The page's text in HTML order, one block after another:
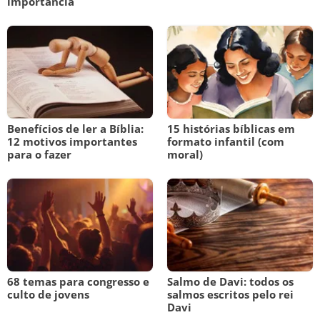
Benefícios de ler a Bíblia:
12 motivos importantes
para o fazer
15 histórias bíblicas em
formato infantil (com
moral)
68 temas para congresso e
culto de jovens
Salmo de Davi: todos os
salmos escritos pelo rei
Davi